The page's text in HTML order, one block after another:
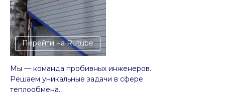
Мы — команда пробивных инженеров.
Решаем уникальные задачи в сфере
теплообмена.
Перейти на Rutube